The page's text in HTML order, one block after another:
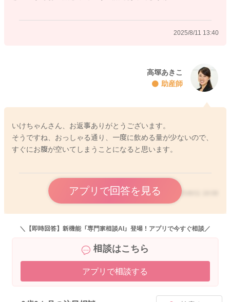
は、適宜ミルクを補足していただいて構いませんよ。
2025/8/11 4:13
2025/8/11 13:40
高塚あきこ
助産師
いけちゃんさん、お返事ありがとうございます。
そうですね、おっしゃる通り、一度に飲める量が少ないので、
すぐにお腹が空いてしまうことになると思います。
アプリで回答を見る 2025/8/11 18:08
＼【即時回答】新機能「専門家相談AI」登場！アプリで今すぐ相談／
相談はこちら
アプリで相談する